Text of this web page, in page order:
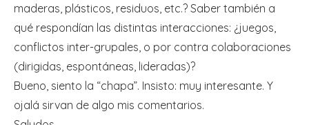
maderas, plásticos, residuos, etc.? Saber también a
qué respondían las distintas interacciones: ¿juegos,
conflictos inter-grupales, o por contra colaboraciones
(dirigidas, espontáneas, lideradas)?
Bueno, siento la “chapa”. Insisto: muy interesante. Y
ojalá sirvan de algo mis comentarios.